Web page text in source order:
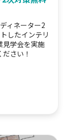
ィネーター2
したインテリ
見学会を実施
さい！